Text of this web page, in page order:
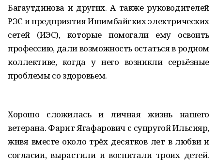
Багаутдинова и других. А также руководителей
РЭС и предприятия Ишимбайских электрических
сетей (ИЭС), которые помогали ему освоить
профессию, дали возможность остаться в родном
коллективе, когда у него возникли серьёзные
проблемы со здоровьем.
Хорошо сложилась и личная жизнь нашего
ветерана. Фарит Ягафарович с супругой Ильсияр,
живя вместе около трёх десятков лет в любви и
согласии, вырастили и воспитали троих детей.